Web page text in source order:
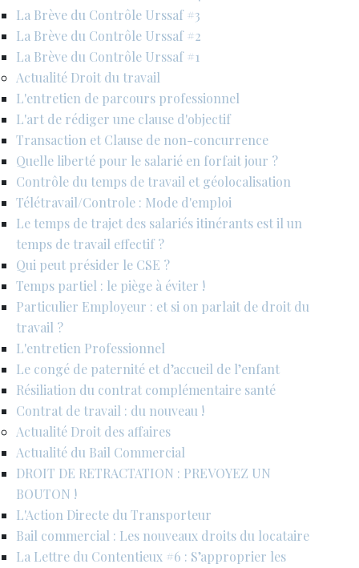
La Brève du Contrôle Urssaf #3
La Brève du Contrôle Urssaf #2
La Brève du Contrôle Urssaf #1
Actualité Droit du travail
L'entretien de parcours professionnel
L'art de rédiger une clause d'objectif
Transaction et Clause de non-concurrence
Quelle liberté pour le salarié en forfait jour ?
Contrôle du temps de travail et géolocalisation
Télétravail/Controle : Mode d'emploi
Le temps de trajet des salariés itinérants est il un
temps de travail effectif ?
Qui peut présider le CSE ?
Temps partiel : le piège à éviter !
Particulier Employeur : et si on parlait de droit du
travail ?
L'entretien Professionnel
Le congé de paternité et d’accueil de l’enfant
Résiliation du contrat complémentaire santé
Contrat de travail : du nouveau !
Actualité Droit des affaires
Actualité du Bail Commercial
DROIT DE RETRACTATION : PREVOYEZ UN
BOUTON !
L'Action Directe du Transporteur
Bail commercial : Les nouveaux droits du locataire
La Lettre du Contentieux #6 : S’approprier les